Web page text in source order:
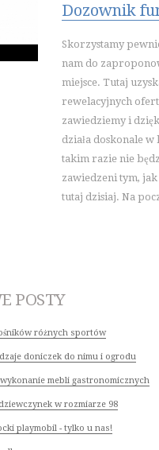
Dozownik
Skorzystamy
nam do
miejsce. Tutaj
rewelacyjnych
zawiedziemy i
działa doskonale w
takim razie nie
zawiedzeni tym,
tutaj dzisiaj. Na
POSTY
różnych sportów
doniczek do nimu i ogrodu
mebli gastronomicznych
w rozmiarze 98
playmobil - tylko u nas!